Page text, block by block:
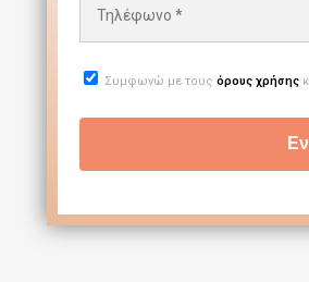
Συμφωνώ με τους όρους χρήσης